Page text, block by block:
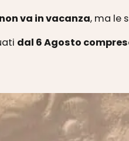
non va in vacanza, ma le
dal 6 Agosto